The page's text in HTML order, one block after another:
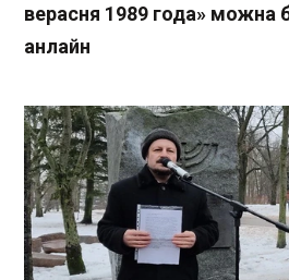
верасня 1989 года» можна
анлайн